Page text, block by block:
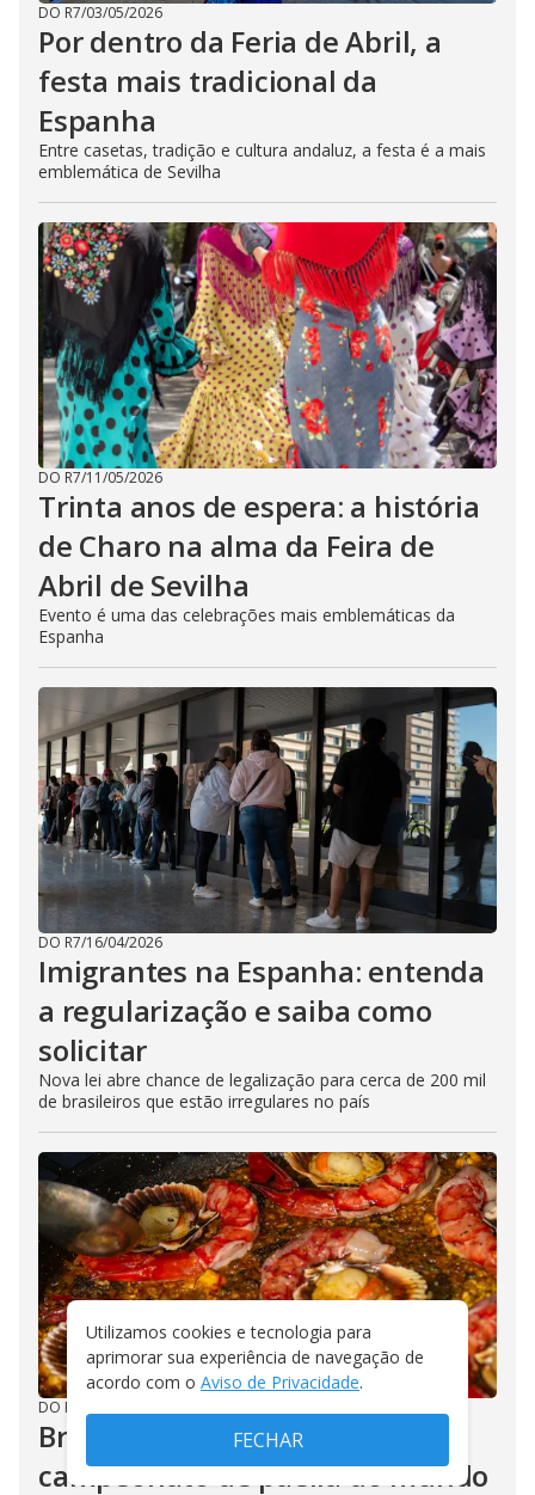
DO R7/03/05/2026
Por dentro da Feria de Abril, a
festa mais tradicional da
Espanha
Entre casetas, tradição e cultura andaluz, a festa é a mais
emblemática de Sevilha
DO R7/11/05/2026
Trinta anos de espera: a história
de Charo na alma da Feira de
Abril de Sevilha
Evento é uma das celebrações mais emblemáticas da
Espanha
DO R7/16/04/2026
Imigrantes na Espanha: entenda
a regularização e saiba como
solicitar
Nova lei abre chance de legalização para cerca de 200 mil
de brasileiros que estão irregulares no país
DO R7
Brasil chega à final do maior
campeonato de paella do mundo
Utilizamos cookies e tecnologia para
aprimorar sua experiência de navegação de
acordo com o Aviso de Privacidade.
FECHAR